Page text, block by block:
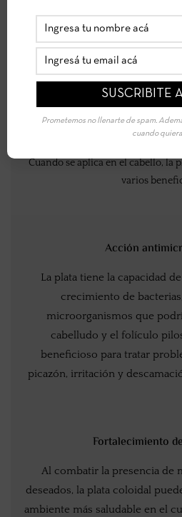
LINEA
PLATA
Su acción se basa
antimicrobianas, que han sido
Cuando se aplica en el cabello, la
varios
Acción
La plata tiene la capacidad
crecimiento de
microorganismos que
cabelludo y el folículo
beneficioso para tratar
picazón, irritación y
Fortalecimiento
Al combatir la presencia de
deseados, la plata coloidal
ambiente más saludable en el
Prometemos no llenarte de spam.
cuando